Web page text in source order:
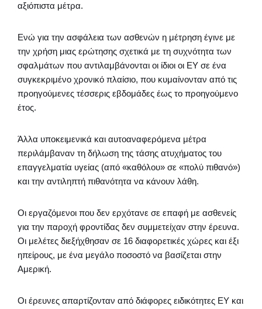
αξιόπιστα μέτρα.
Ενώ για την ασφάλεια των ασθενών η μέτρηση έγινε με
την χρήση μιας ερώτησης σχετικά με τη συχνότητα των
σφαλμάτων που αντιλαμβάνονται οι ίδιοι οι ΕΥ σε ένα
συγκεκριμένο χρονικό πλαίσιο, που κυμαίνονταν από τις
προηγούμενες τέσσερις εβδομάδες έως το προηγούμενο
έτος.
Άλλα υποκειμενικά και αυτοαναφερόμενα μέτρα
περιλάμβαναν τη δήλωση της τάσης ατυχήματος του
επαγγελματία υγείας (από «καθόλου» σε «πολύ πιθανό»)
και την αντιληπτή πιθανότητα να κάνουν λάθη.
Οι εργαζόμενοι που δεν ερχότανε σε επαφή με ασθενείς
για την παροχή φροντίδας δεν συμμετείχαν στην έρευνα.
Οι μελέτες διεξήχθησαν σε 16 διαφορετικές χώρες και έξι
ηπείρους, με ένα μεγάλο ποσοστό να βασίζεται στην
Αμερική.
Οι έρευνες απαρτίζονταν από διάφορες ειδικότητες ΕΥ και